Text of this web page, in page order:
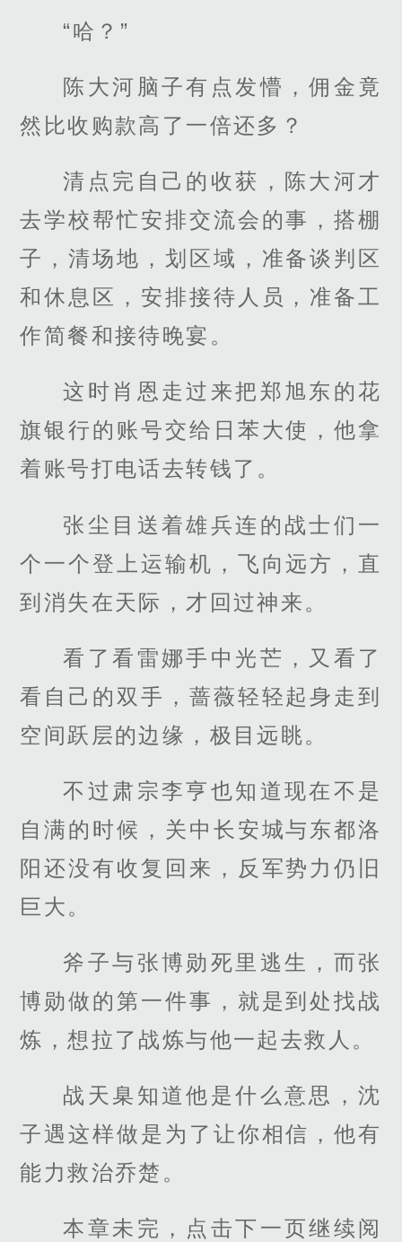
“哈？”
陈大河脑子有点发懵，佣金竟
然比收购款高了一倍还多？
清点完自己的收获，陈大河才
去学校帮忙安排交流会的事，搭棚
子，清场地，划区域，准备谈判区
和休息区，安排接待人员，准备工
作简餐和接待晚宴。
这时肖恩走过来把郑旭东的花
旗银行的账号交给日苯大使，他拿
着账号打电话去转钱了。
张尘目送着雄兵连的战士们一
个一个登上运输机，飞向远方，直
到消失在天际，才回过神来。
看了看雷娜手中光芒，又看了
看自己的双手，蔷薇轻轻起身走到
空间跃层的边缘，极目远眺。
不过肃宗李亨也知道现在不是
自满的时候，关中长安城与东都洛
阳还没有收复回来，反军势力仍旧
巨大。
斧子与张博勋死里逃生，而张
博勋做的第一件事，就是到处找战
炼，想拉了战炼与他一起去救人。
战天臬知道他是什么意思，沈
子遇这样做是为了让你相信，他有
能力救治乔楚。
本章未完，点击下一页继续阅